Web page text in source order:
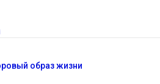
образ жизни